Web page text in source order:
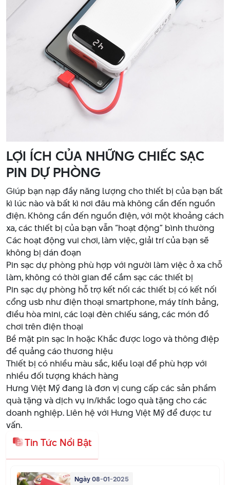
LỢI ÍCH CỦA NHỮNG CHIẾC SẠC
PIN DỰ PHÒNG
Giúp bạn nạp đầy năng lượng cho thiết bị của bạn bất
kì lúc nào và bất kì nơi đâu mà không cần đến nguồn
điện. Không cần đến nguồn điện, với một khoảng cách
xa, các thiết bị của bạn vẫn “hoạt động” bình thường
Các hoạt động vui chơi, làm việc, giải trí của bạn sẽ
không bị dán đoạn
Pin sạc dự phòng phù hợp với người làm việc ở xa chỗ
làm, không có thời gian để cắm sạc các thiết bị
Pin sạc dự phòng hỗ trợ kết nối các thiết bị có kết nối
cổng usb như điện thoại smartphone, máy tính bảng,
điều hòa mini, các loại đèn chiếu sáng, các món đồ
chơi trên điện thoại
Bề mặt pin sạc In hoặc Khắc được logo và thông điệp
để quảng cáo thương hiệu
Thiết bị có nhiều màu sắc, kiểu loại để phù hợp với
nhiều đối tượng khách hàng
Hưng Việt Mỹ đang là đơn vị cung cấp các sản phầm
quà tặng và dịch vụ in/khắc logo quà tặng cho các
doanh nghiệp. Liên hệ với Hưng Việt Mỹ để được tư
vấn.
Tin Tức Nổi Bật
Ngày 08-01-2025